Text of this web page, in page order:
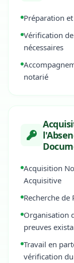
Préparation
Vérification
nécessaires
notarié
Acquisition
Acquisitive
Recherche de
Organisation
preuves
Travail en
vérification